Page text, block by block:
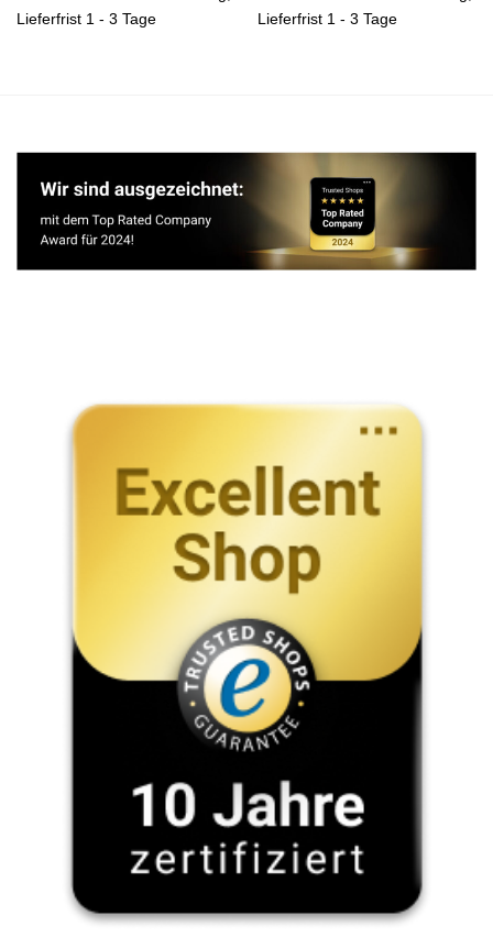
Lieferfrist 1 - 3 Tage
Lieferfrist 1 - 3 Tage